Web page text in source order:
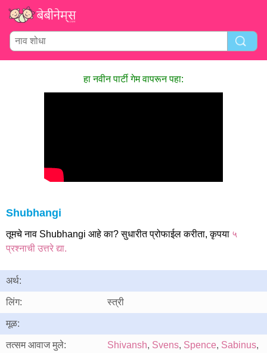
हा नवीन पार्टी गेम वापरून पहा:
Shubhangi
तूमचे नाव Shubhangi आहे का? सुधारीत प्रोफाईल करीता, कृपया ५
प्रश्नाची उत्तरे द्या.
अर्थ:
लिंग: स्त्री
मूळ:
तत्सम आवाज मुले: Shivansh, Svens, Spence, Sabinus,